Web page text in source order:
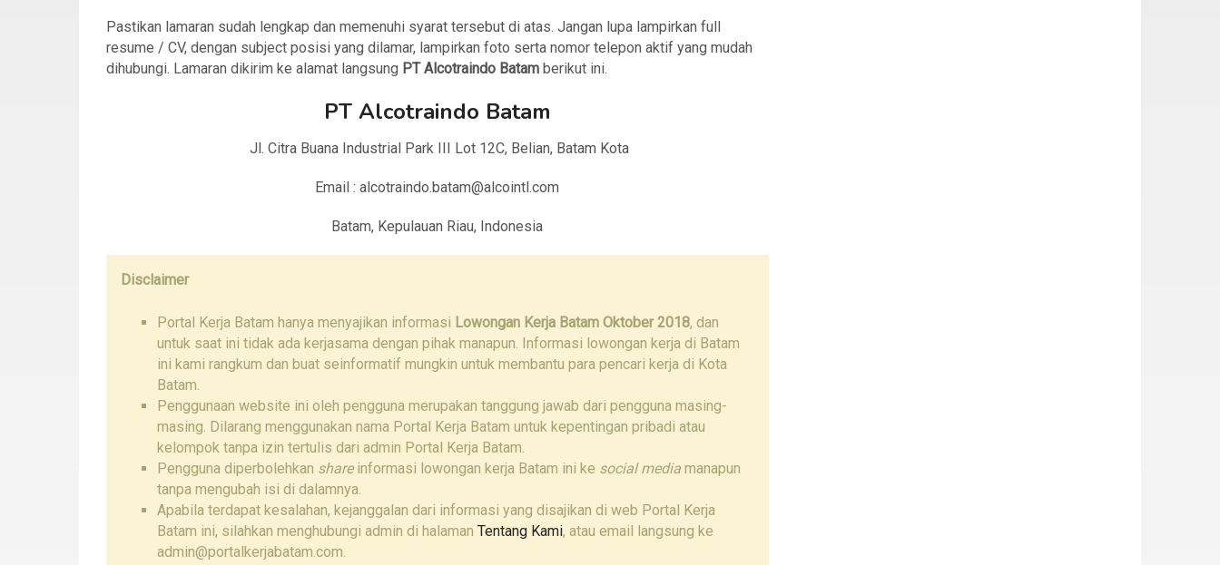
Pastikan lamaran sudah lengkap dan memenuhi syarat tersebut di atas. Jangan lupa lampirkan full
resume / CV, dengan subject posisi yang dilamar, lampirkan foto serta nomor telepon aktif yang mudah
dihubungi. Lamaran dikirim ke alamat langsung PT Alcotraindo Batam berikut ini.
PT Alcotraindo Batam
Jl. Citra Buana Industrial Park III Lot 12C, Belian, Batam Kota
Email : alcotraindo.batam@alcointl.com
Batam, Kepulauan Riau, Indonesia
Disclaimer
Portal Kerja Batam hanya menyajikan informasi Lowongan Kerja Batam Oktober 2018, dan
untuk saat ini tidak ada kerjasama dengan pihak manapun. Informasi lowongan kerja di Batam
ini kami rangkum dan buat seinformatif mungkin untuk membantu para pencari kerja di Kota
Batam.
Penggunaan website ini oleh pengguna merupakan tanggung jawab dari pengguna masing-
masing. Dilarang menggunakan nama Portal Kerja Batam untuk kepentingan pribadi atau
kelompok tanpa izin tertulis dari admin Portal Kerja Batam.
Pengguna diperbolehkan shareinformasi lowongan kerja Batam ini ke social media manapun
tanpa mengubah isi di dalamnya.
Apabila terdapat kesalahan, kejanggalan dari informasi yang disajikan di web Portal Kerja
Batam ini, silahkan menghubungi admin di halaman Tentang Kami, atau email langsung ke
admin@portalkerjabatam.com.